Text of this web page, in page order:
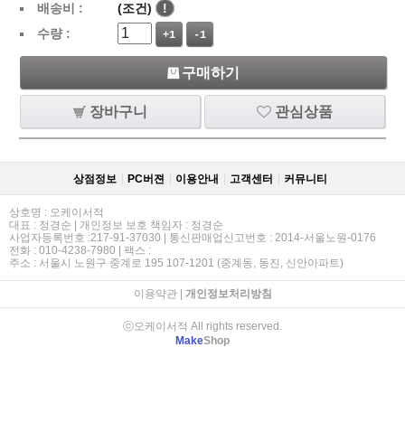
배송비 :
(조건)
!
수량 :
+1 -1
구매하기
장바구니 관심상품
상점정보 PC버젼 이용안내 고객센터 커뮤니티
상호명 : 오케이서적
대표 : 정경순 | 개인정보 보호 책임자 : 정경순
사업자등록번호 :217-91-37030 | 통신판매업신고번호 : 2014-서울노원-0176
전화 : 010-4238-7980 | 팩스 :
주소 : 서울시 노원구 중계로 195 107-1201 (중계동, 동진, 신안아파트)
이용약관| 개인정보처리방침
ⓒ오케이서적 All rights reserved.
MakeShop